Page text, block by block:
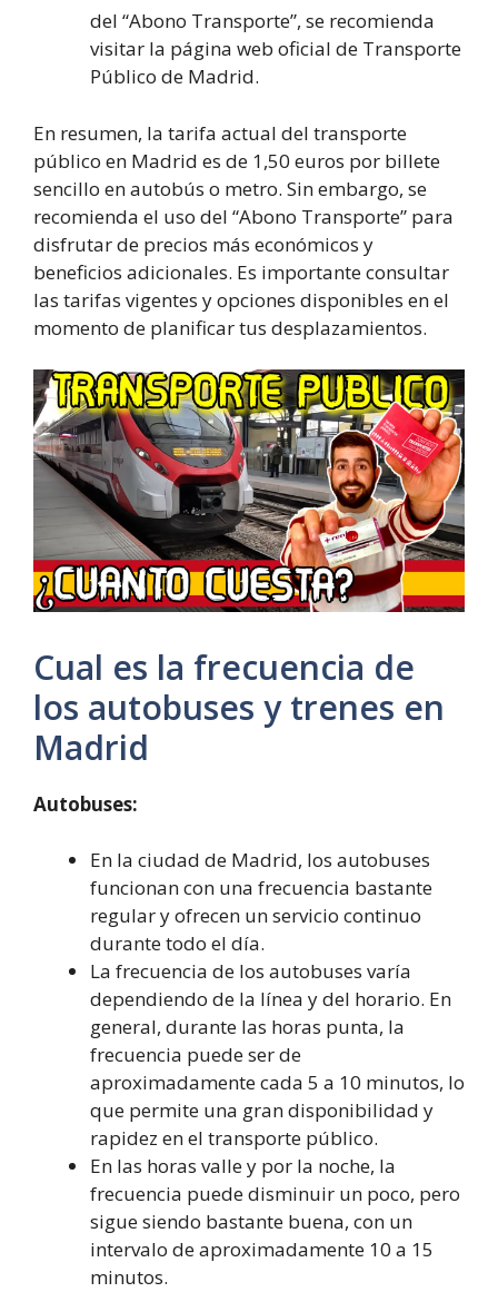
del “Abono Transporte”, se recomienda
visitar la página web oficial de Transporte
Público de Madrid.
En resumen, la tarifa actual del transporte
público en Madrid es de 1,50 euros por billete
sencillo en autobús o metro. Sin embargo, se
recomienda el uso del “Abono Transporte” para
disfrutar de precios más económicos y
beneficios adicionales. Es importante consultar
las tarifas vigentes y opciones disponibles en el
momento de planificar tus desplazamientos.
Cual es la frecuencia de
los autobuses y trenes en
Madrid
Autobuses:
En la ciudad de Madrid, los autobuses
funcionan con una frecuencia bastante
regular y ofrecen un servicio continuo
durante todo el día.
La frecuencia de los autobuses varía
dependiendo de la línea y del horario. En
general, durante las horas punta, la
frecuencia puede ser de
aproximadamente cada 5 a 10 minutos, lo
que permite una gran disponibilidad y
rapidez en el transporte público.
En las horas valle y por la noche, la
frecuencia puede disminuir un poco, pero
sigue siendo bastante buena, con un
intervalo de aproximadamente 10 a 15
minutos.